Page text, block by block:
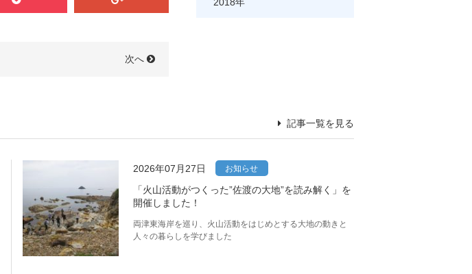
次へ
記事一覧を見る
2026年07月27日 お知らせ
「火山活動がつくった”佐渡の大地”を読み解く」を
開催しました！
両津東海岸を巡り、火山活動をはじめとする大地の動きと
人々の暮らしを学びました